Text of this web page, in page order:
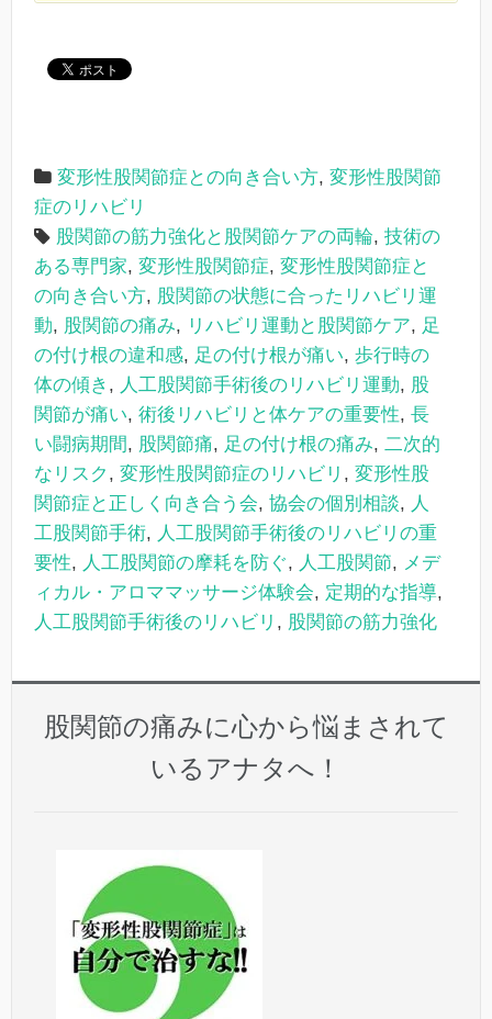
変形性股関節症との向き合い方, 変形性股関節
症のリハビリ
股関節の筋力強化と股関節ケアの両輪, 技術の
ある専門家, 変形性股関節症, 変形性股関節症と
の向き合い方, 股関節の状態に合ったリハビリ運
動, 股関節の痛み, リハビリ運動と股関節ケア, 足
の付け根の違和感, 足の付け根が痛い, 歩行時の
体の傾き , 人工股関節手術後のリハビリ運動, 股
関節が痛い, 術後リハビリと体ケアの重要性, 長
い闘病期間, 股関節痛, 足の付け根の痛み, 二次的
なリスク , 変形性股関節症のリハビリ , 変形性股
関節症と正しく向き合う会, 協会の個別相談, 人
工股関節手術, 人工股関節手術後のリハビリの重
要性, 人工股関節の摩耗を防ぐ, 人工股関節, メデ
ィカル・アロママッサージ体験会, 定期的な指導,
人工股関節手術後のリハビリ , 股関節の筋力強化
股関節の痛みに心から悩まされて
いるアナタへ！